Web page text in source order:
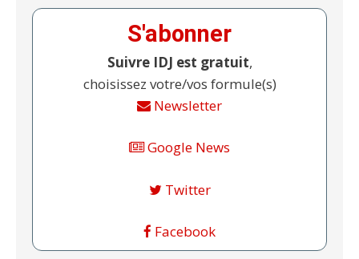
S'abonner
Suivre IDJ est gratuit,
choisissez votre/vos formule(s)
Newsletter
Google News
Twitter
Facebook